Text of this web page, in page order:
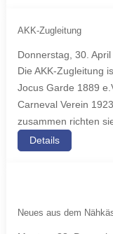
AKK-Zugleitung
Donnerstag, 30. April
Die AKK-Zugleitung
Jocus Garde 1889
Carneval Verein
zusammen richten
Details
Neues aus dem